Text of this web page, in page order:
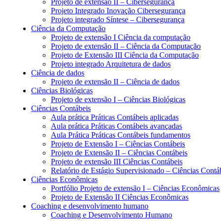
Projeto de extensão II – Cibersegurança
Projeto Integrado Inovação Cibersegurança
Projeto integrado Síntese – Cibersegurança
Ciência da Computação
Projeto de extensão I Ciência da computação
Projeto de extensão II – Ciência da Computação
Projeto de Extensão III Ciência da Computação
Projeto integrado Arquitetura de dados
Ciência de dados
Projeto de extensão II – Ciência de dados
Ciências Biológicas
Projeto de extensão I – Ciências Biológicas
Ciências Contábeis
Aula prática Práticas Contábeis aplicadas
Aula prática Práticas Contábeis avançadas
Aula Prática Práticas Contábeis fundamentos
Projeto de Extensão I – Ciências Contábeis
Projeto de Extensão II – Ciências Contábeis
Projeto de extensão III Ciências Contábeis
Relatório de Estágio Supervisionado – Ciências
Ciências Econômicas
Portfólio Projeto de extensão I – Ciências Econômicas
Projeto de Extensão II Ciências Econômicas
Coaching e desenvolvimento humano
Coaching e Desenvolvimento Humano